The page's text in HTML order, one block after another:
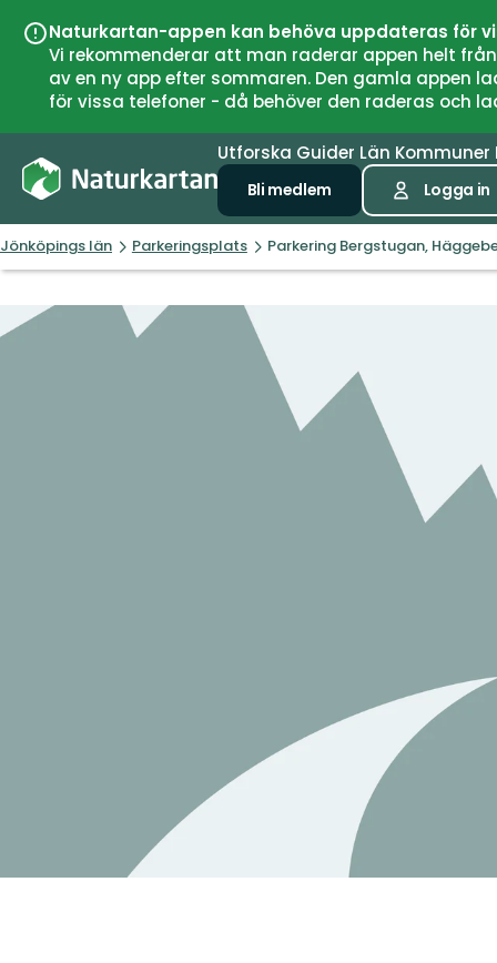
Naturkartan-appen kan behöva uppdateras för
Vi rekommenderar att man raderar appen helt
av en ny app efter sommaren. Den gamla
för vissa telefoner - då behöver den raderas och
Utforska Guider Län Kommuner
Bli medlem Logga in
Jönköpings län Parkeringsplats Parkering Bergstugan,